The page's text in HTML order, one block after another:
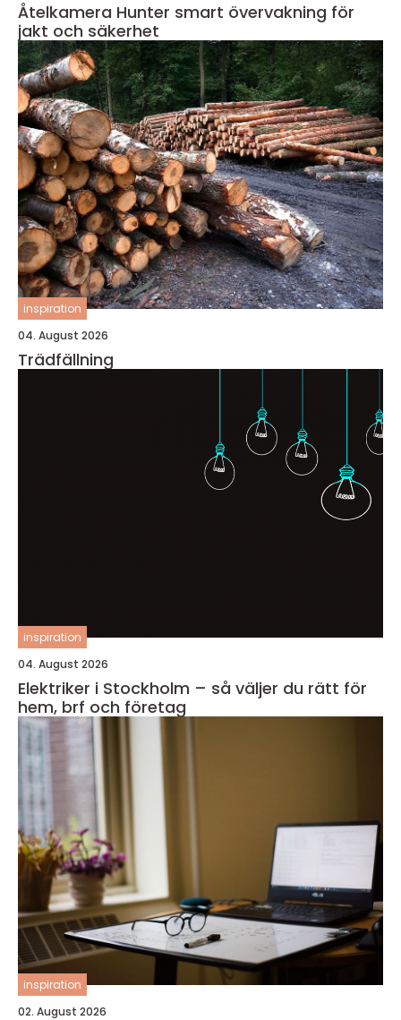
Åtelkamera Hunter smart övervakning för
jakt och säkerhet
inspiration
04. August 2026
Trädfällning
inspiration
04. August 2026
Elektriker i Stockholm – så väljer du rätt för
hem, brf och företag
inspiration
02. August 2026